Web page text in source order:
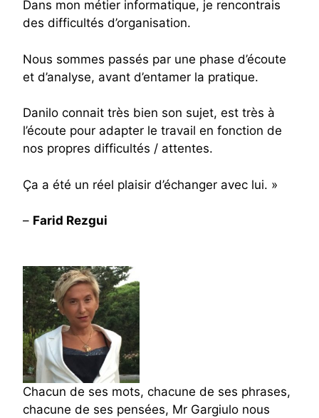
Dans mon métier informatique, je rencontrais
des difficultés d’organisation.
Nous sommes passés par une phase d’écoute
et d’analyse, avant d’entamer la pratique.
Danilo connait très bien son sujet, est très à
l’écoute pour adapter le travail en fonction de
nos propres difficultés / attentes.
Ça a été un réel plaisir d’échanger avec lui. »
– Farid Rezgui
Chacun de ses mots, chacune de ses phrases,
chacune de ses pensées, Mr Gargiulo nous